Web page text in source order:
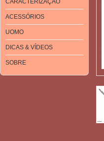
CARACTERIZAÇÃO
ACESSÓRIOS
UOMO
DICAS & VÍDEOS
SOBRE